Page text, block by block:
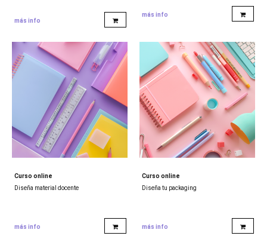
más info
más info
Curso online
Diseña material docente
más info
Curso online
Diseña tu packaging
más info